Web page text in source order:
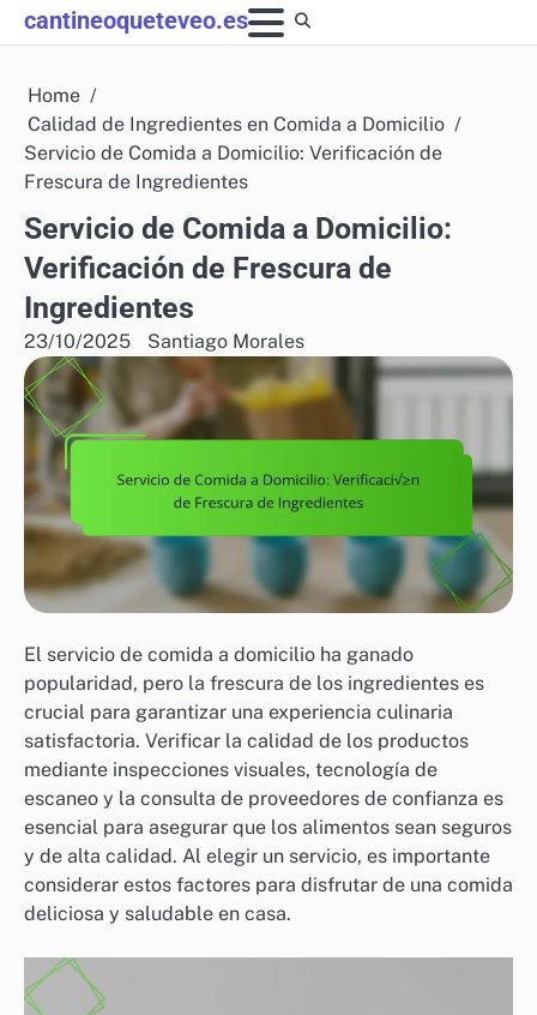
Skip
to
cantineoqueteveo.es
Home
Calidad de Ingredientes en Comida a Domicilio
Servicio de Comida a Domicilio: Verificación de
Frescura de Ingredientes
Servicio de Comida a Domicilio:
Verificación de Frescura de
Ingredientes
23/10/2025 Santiago Morales
El servicio de comida a domicilio ha ganado
popularidad, pero la frescura de los ingredientes es
crucial para garantizar una experiencia culinaria
satisfactoria. Verificar la calidad de los productos
mediante inspecciones visuales, tecnología de
escaneo y la consulta de proveedores de confianza es
esencial para asegurar que los alimentos sean seguros
y de alta calidad. Al elegir un servicio, es importante
considerar estos factores para disfrutar de una comida
deliciosa y saludable en casa.